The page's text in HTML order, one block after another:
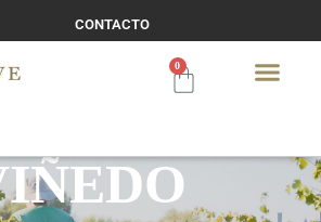
CONTACTO
0